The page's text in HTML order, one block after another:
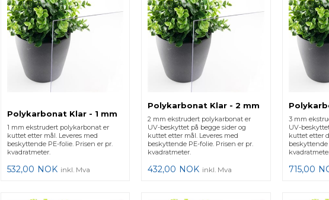
Polykarbonat Klar - 1 mm
1 mm ekstrudert polykarbonat er
kuttet etter mål. Leveres med
beskyttende PE-folie. Prisen er pr.
kvadratmeter.
532,00 NOK inkl. Mva
Polykarbonat Klar - 2 mm
2 mm ekstrudert polykarbonat er
UV-beskyttet på begge sider og
kuttet etter mål. Leveres med
beskyttende PE-folie. Prisen er pr.
kvadratmeter.
432,00 NOK inkl. Mva
3 mm
UV-
kuttet etter
beskyttende
715,00